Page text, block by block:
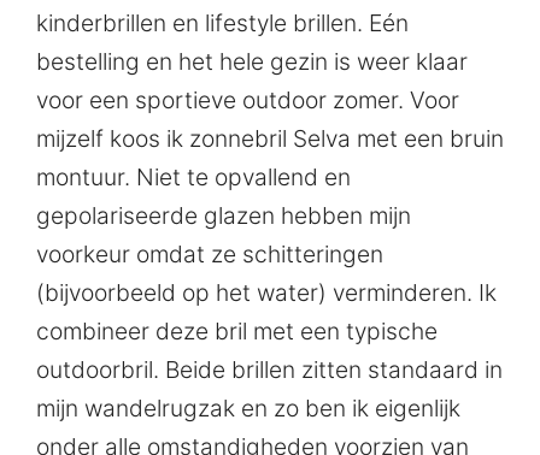
kinderbrillen en lifestyle brillen. Eén
bestelling en het hele gezin is weer klaar
voor een sportieve outdoor zomer. Voor
mijzelf koos ik zonnebril Selva met een bruin
montuur. Niet te opvallend en
gepolariseerde glazen hebben mijn
voorkeur omdat ze schitteringen
(bijvoorbeeld op het water) verminderen. Ik
combineer deze bril met een typische
outdoorbril. Beide brillen zitten standaard in
mijn wandelrugzak en zo ben ik eigenlijk
onder alle omstandigheden voorzien van